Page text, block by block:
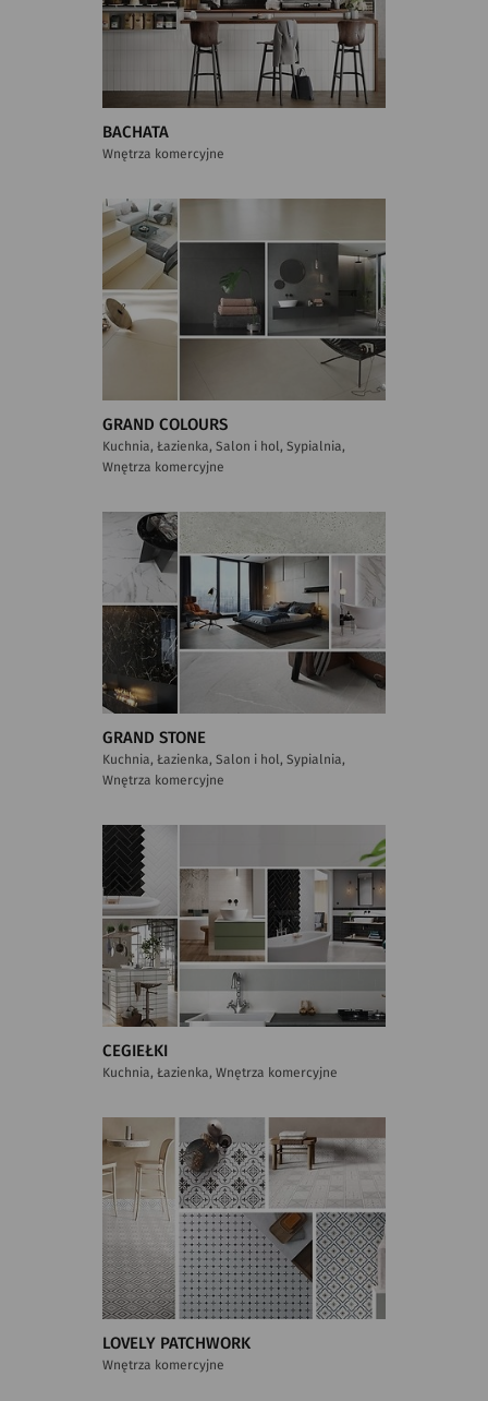
BACHATA
Wnętrza komercyjne
GRAND COLOURS
Kuchnia, Łazienka, Salon i hol, Sypialnia,
Wnętrza komercyjne
GRAND STONE
Kuchnia, Łazienka, Salon i hol, Sypialnia,
Wnętrza komercyjne
CEGIEŁKI
Kuchnia, Łazienka, Wnętrza komercyjne
LOVELY PATCHWORK
Wnętrza komercyjne